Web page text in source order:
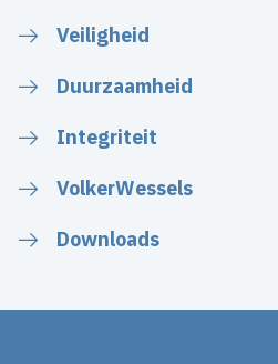
Veiligheid
Duurzaamheid
Integriteit
VolkerWessels
Downloads